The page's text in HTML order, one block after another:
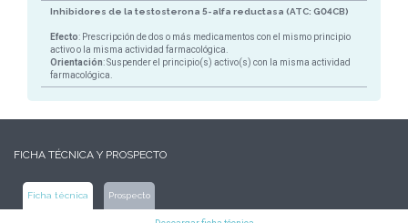
Inhibidores de la testosterona 5-alfa reductasa (ATC: G04CB)
Efecto: Prescripción de dos o más medicamentos con el mismo principio
activo o la misma actividad farmacológica.
Orientación: Suspender el principio(s) activo(s) con la misma actividad
farmacológica.
FICHA TÉCNICA Y PROSPECTO
Ficha técnica Prospecto